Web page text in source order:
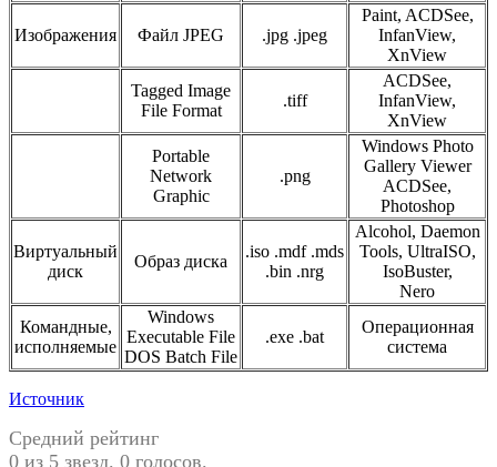
Изображения Файл JPEG .jpg .jpeg
Paint, ACDSee,
InfanView,
XnView
Tagged Image
File Format
.tiff
ACDSee,
InfanView,
XnView
Portable
Network
Graphic
.png
Windows Photo
Gallery Viewer
ACDSee,
Photoshop
Виртуальный
диск
Образ диска
.iso .mdf .mds
.bin .nrg
Alcohol, Daemon
Tools, UltraISO,
IsoBuster,
Nero
Командные,
исполняемые
Windows
Executable File
DOS Batch File
.exe .bat
Операционная
система
Источник
Средний рейтинг
0 из 5 звезд. 0 голосов.